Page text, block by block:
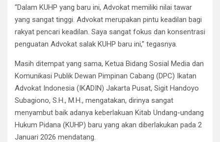
“Dalam KUHP yang baru ini, Advokat memiliki nilai tawar
yang sangat tinggi. Advokat merupakan pintu keadilan bagi
rakyat pencari keadilan. Saya sangat fokus dan konsentrasi
penguatan Advokat salak KUHP baru ini,” tegasnya.
Masih ditempat yang sama, Ketua Bidang Sosial Media dan
Komunikasi Publik Dewan Pimpinan Cabang (DPC) Ikatan
Advokat Indonesia (IKADIN) Jakarta Pusat, Sigit Handoyo
Subagiono, S.H., M.H., mengatakan, dirinya sangat
menyambut baik adanya keberlakuan Kitab Undang-undang
Hukum Pidana (KUHP) baru yang akan diberlakukan pada 2
Januari 2026 mendatang.